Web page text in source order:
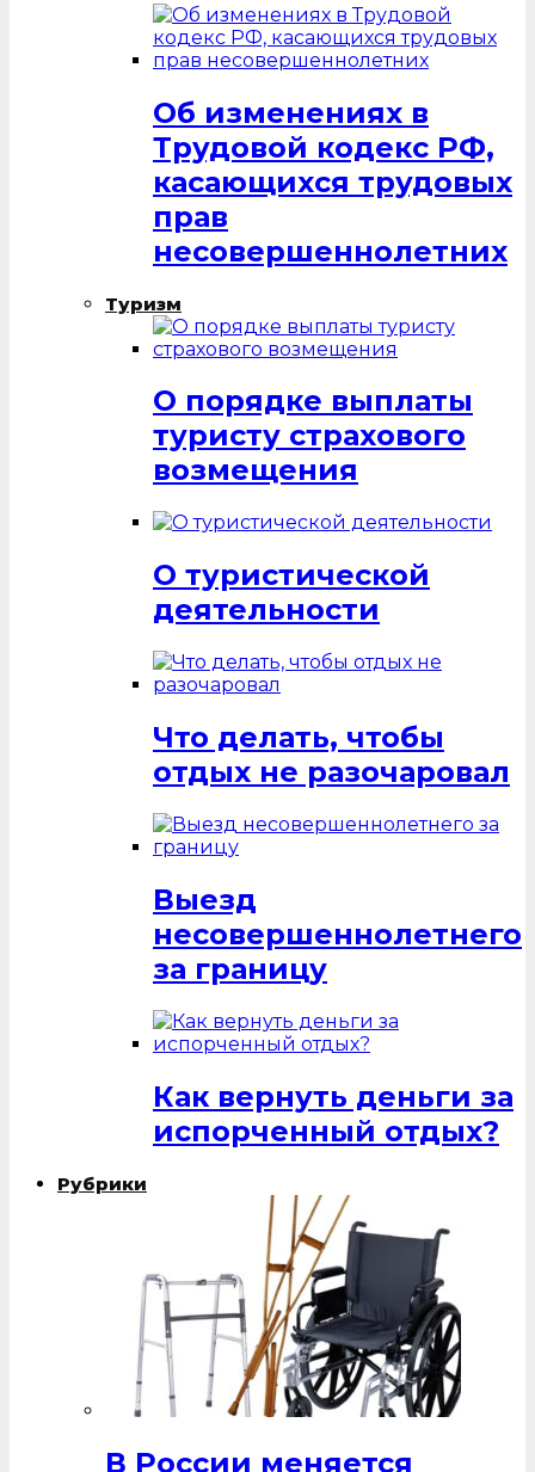
Об изменениях в
Трудовой кодекс РФ,
касающихся трудовых
прав
несовершеннолетних
Туризм
О порядке выплаты
туристу страхового
возмещения
О туристической
деятельности
Что делать, чтобы
отдых не разочаровал
Выезд
несовершеннолетнего
за границу
Как вернуть деньги за
испорченный отдых?
Рубрики
В России меняется